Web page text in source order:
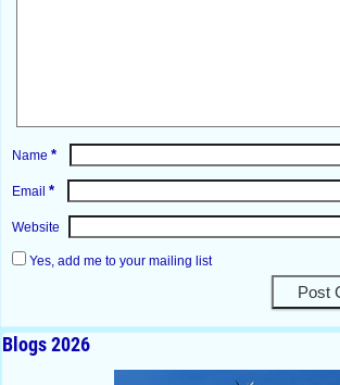
Name *
Email *
Website
Yes, add me to your mailing list
Blogs 2026